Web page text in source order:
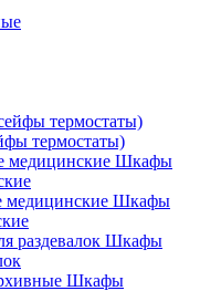
термостаты)
Шкафы
Шкафы
Шкафы
Шкафы